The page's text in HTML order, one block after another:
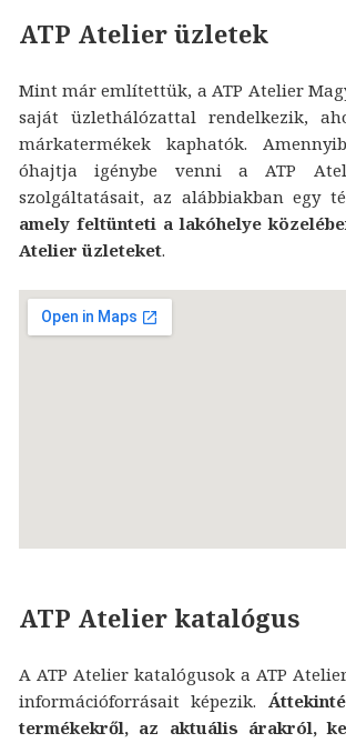
ATP Atelier üzletek
Mint már említettük, a ATP Atelier
saját üzlethálózattal rendelkezik,
márkatermékek kaphatók.
óhajtja igénybe venni a ATP
szolgáltatásait, az alábbiakban egy
amely feltünteti a lakóhelye
Atelier üzleteket.
ATP Atelier katalógus
A ATP Atelier katalógusok a ATP
információforrásait képezik.
termékekről, az aktuális árakról,